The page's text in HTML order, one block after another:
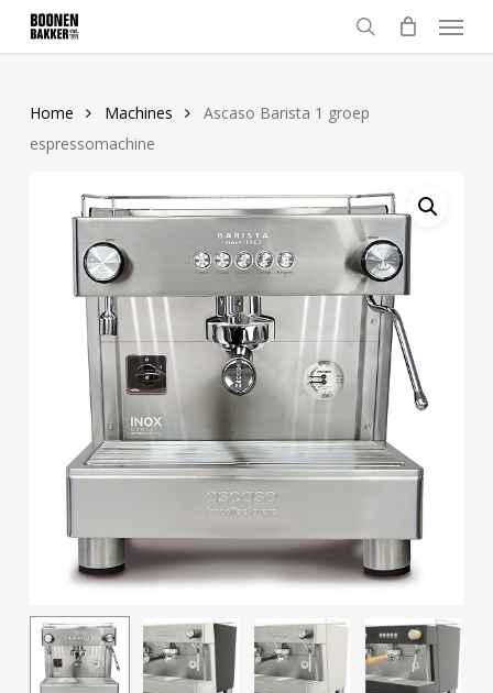
main
search
Menu
Home Machines
Ascaso Barista 1 groep
espressomachine